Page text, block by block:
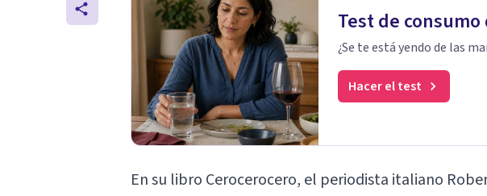
Test de
¿Se te está yendo de las
Hacer el test
En su libro Cerocerocero, el periodista italiano